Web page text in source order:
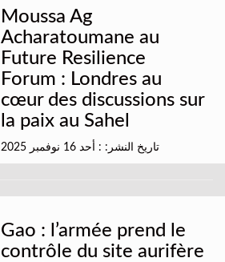
Moussa Ag
Acharatoumane au
Future Resilience
Forum : Londres au
cœur des discussions sur
la paix au Sahel
تاريخ النشر: : أحد 16 نوفمبر 2025
Gao : l’armée prend le
contrôle du site aurifère